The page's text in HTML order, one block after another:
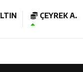
ÇEYREK A.